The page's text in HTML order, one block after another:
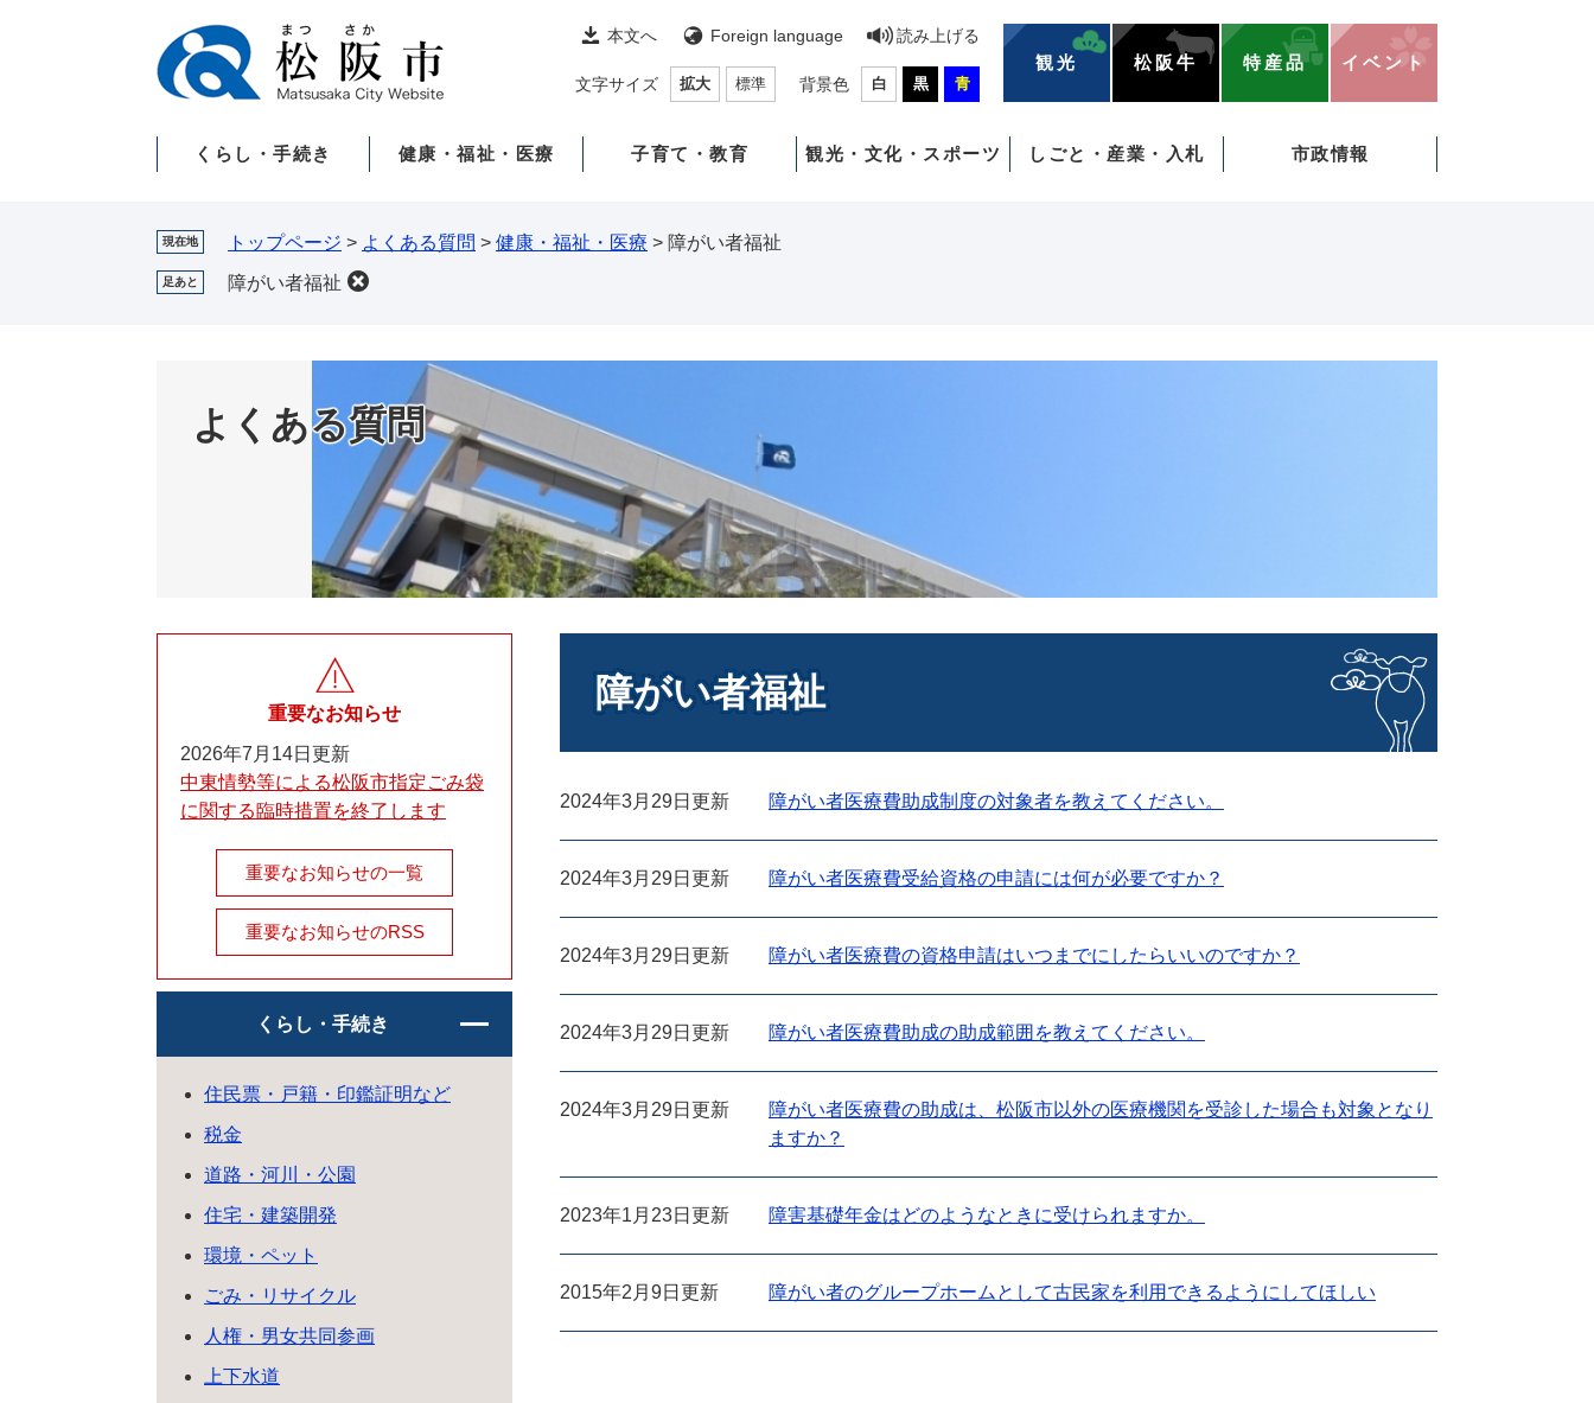
本文へ Foreign language 読み上げる
文字サイズ 拡大 標準 背景色 白 黒 青
観光 松阪牛 特産品 イベント
くらし・手続き 健康・福祉・医療 子育て・教育 観光・文化・スポーツ しごと・産業・入札 市政情報
現在地 トップページ > よくある質問 > 健康・福祉・医療 > 障がい者福祉
足あと 障がい者福祉
よくある質問
障がい者福祉
2024年3月29日更新 障がい者医療費助成制度の対象者を教えてください。
2024年3月29日更新 障がい者医療費受給資格の申請には何が必要ですか？
2024年3月29日更新 障がい者医療費の資格申請はいつまでにしたらいいのですか？
2024年3月29日更新 障がい者医療費助成の助成範囲を教えてください。
2024年3月29日更新
障がい者医療費の助成は、松阪市以外の医療機関を受診した場合も対象となり
ますか？
2023年1月23日更新 障害基礎年金はどのようなときに受けられますか。
2015年2月9日更新 障がい者のグループホームとして古民家を利用できるようにしてほしい
重要なお知らせ
2026年7月14日更新
中東情勢等による松阪市指定ごみ袋
に関する臨時措置を終了します
重要なお知らせの一覧
重要なお知らせのRSS
くらし・手続き
住民票・戸籍・印鑑証明など
税金
道路・河川・公園
住宅・建築開発
環境・ペット
ごみ・リサイクル
人権・男女共同参画
上下水道